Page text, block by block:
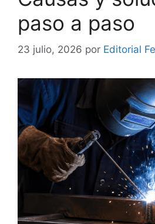
paso a paso
23 julio, 2026 por Editorial